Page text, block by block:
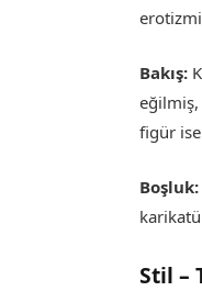
Bakış:
eğilmiş,
figür
Boşluk:
Stil –